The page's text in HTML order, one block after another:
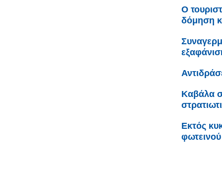
Ο
δόμηση
Καβάλα
Εκτός